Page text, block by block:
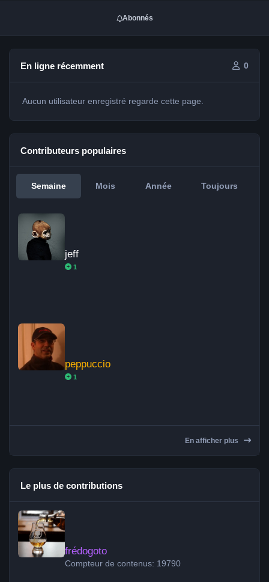
Abonnés
En ligne récemment 0
Aucun utilisateur enregistré regarde cette page.
Contributeurs populaires
Semaine Mois Année Toujours
jeff
1
peppuccio
1
En afficher plus
Le plus de contributions
frédogoto
Compteur de contenus: 19790